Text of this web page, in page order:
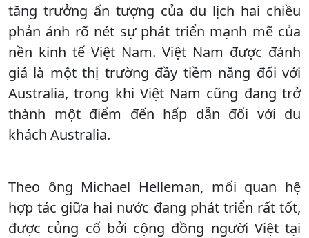
tăng trưởng ấn tượng của du lịch hai chiều
phản ánh rõ nét sự phát triển mạnh mẽ của
nền kinh tế Việt Nam. Việt Nam được đánh
giá là một thị trường đầy tiềm năng đối với
Australia, trong khi Việt Nam cũng đang trở
thành một điểm đến hấp dẫn đối với du
khách Australia.
Theo ông Michael Helleman, mối quan hệ
hợp tác giữa hai nước đang phát triển rất tốt,
được củng cố bởi cộng đồng người Việt tại